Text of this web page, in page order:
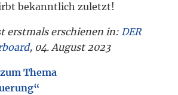
bekanntlich zuletzt!
erstmals erschienen in:DER
, 04. August 2023
Thema